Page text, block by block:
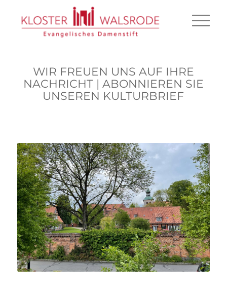
WIR FREUEN UNS AUF IHRE
NACHRICHT | ABONNIEREN SIE
UNSEREN KULTURBRIEF